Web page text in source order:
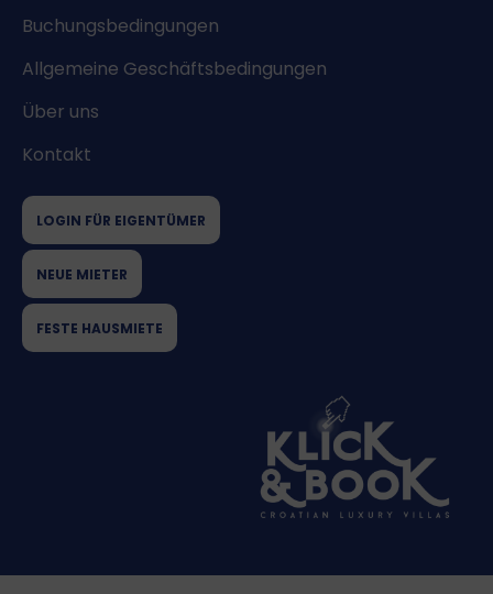
Buchungsbedingungen
Allgemeine Geschäftsbedingungen
Über uns
Kontakt
LOGIN FÜR EIGENTÜMER
NEUE MIETER
FESTE HAUSMIETE